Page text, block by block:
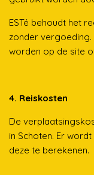
ESTé behoudt het
zonder vergoeding.
worden op de site
4. Reiskosten
De
in Schoten. Er
deze te berekenen.